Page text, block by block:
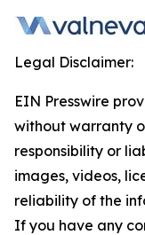
Legal Disclaimer:
EIN Presswire
without warranty
responsibility or
images, videos,
reliability of the
If you have any